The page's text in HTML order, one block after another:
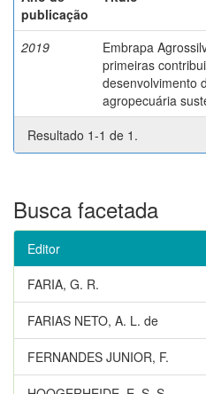
publicação
2019
Embrapa
primeiras
desenvolvimento
agropecuária
Resultado 1-1 de 1.
Busca facetada
Editor
FARIA, G. R.
FARIAS NETO, A. L. de
FERNANDES JUNIOR, F.